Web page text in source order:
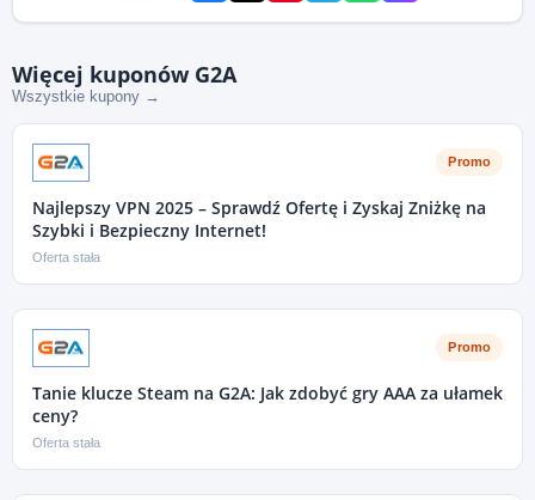
Więcej kuponów G2A
Wszystkie kupony →
Promo
Najlepszy VPN 2025 – Sprawdź Ofertę i Zyskaj Zniżkę na
Szybki i Bezpieczny Internet!
Oferta stała
Promo
Tanie klucze Steam na G2A: Jak zdobyć gry AAA za ułamek
ceny?
Oferta stała